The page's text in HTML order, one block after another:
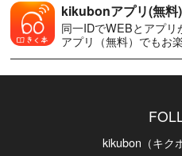
kikubonアプリ(無料)
同一IDでWEBとアプリ
アプリ（無料）でもお
kikubon（キク